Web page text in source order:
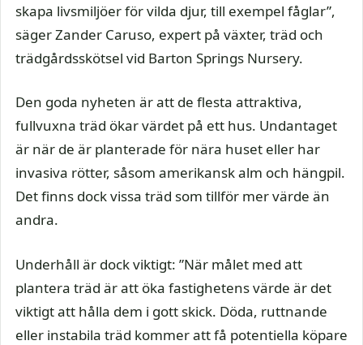
skapa livsmiljöer för vilda djur, till exempel fåglar”,
säger Zander Caruso, expert på växter, träd och
trädgårdsskötsel vid Barton Springs Nursery.
Den goda nyheten är att de flesta attraktiva,
fullvuxna träd ökar värdet på ett hus. Undantaget
är när de är planterade för nära huset eller har
invasiva rötter, såsom amerikansk alm och hängpil.
Det finns dock vissa träd som tillför mer värde än
andra.
Underhåll är dock viktigt: ”När målet med att
plantera träd är att öka fastighetens värde är det
viktigt att hålla dem i gott skick. Döda, ruttnande
eller instabila träd kommer att få potentiella köpare